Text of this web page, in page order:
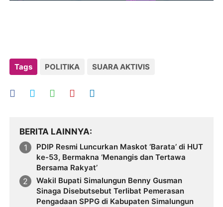
Tags POLITIKA SUARA AKTIVIS
BERITA LAINNYA
PDIP Resmi Luncurkan Maskot ‘Barata’ di HUT
ke-53, Bermakna ‘Menangis dan Tertawa
Bersama Rakyat’
Wakil Bupati Simalungun Benny Gusman
Sinaga Disebutsebut Terlibat Pemerasan
Pengadaan SPPG di Kabupaten Simalungun